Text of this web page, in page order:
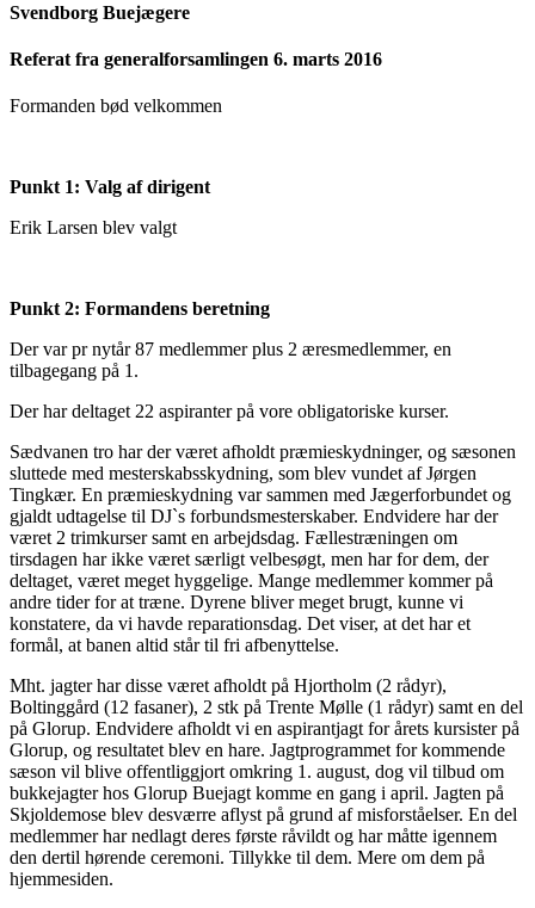
Svendborg Buejægere
Referat fra generalforsamlingen 6. marts 2016
Formanden bød velkommen
Punkt 1: Valg af dirigent
Erik Larsen blev valgt
Punkt 2: Formandens beretning
Der var pr nytår 87 medlemmer plus 2 æresmedlemmer, en
tilbagegang på 1.
Der har deltaget 22 aspiranter på vore obligatoriske kurser.
Sædvanen tro har der været afholdt præmieskydninger, og sæsonen
sluttede med mesterskabsskydning, som blev vundet af Jørgen
Tingkær. En præmieskydning var sammen med Jægerforbundet og
gjaldt udtagelse til DJ`s forbundsmesterskaber. Endvidere har der
været 2 trimkurser samt en arbejdsdag. Fællestræningen om
tirsdagen har ikke været særligt velbesøgt, men har for dem, der
deltaget, været meget hyggelige. Mange medlemmer kommer på
andre tider for at træne. Dyrene bliver meget brugt, kunne vi
konstatere, da vi havde reparationsdag. Det viser, at det har et
formål, at banen altid står til fri afbenyttelse.
Mht. jagter har disse været afholdt på Hjortholm (2 rådyr),
Boltinggård (12 fasaner), 2 stk på Trente Mølle (1 rådyr) samt en del
på Glorup. Endvidere afholdt vi en aspirantjagt for årets kursister på
Glorup, og resultatet blev en hare. Jagtprogrammet for kommende
sæson vil blive offentliggjort omkring 1. august, dog vil tilbud om
bukkejagter hos Glorup Buejagt komme en gang i april. Jagten på
Skjoldemose blev desværre aflyst på grund af misforståelser. En del
medlemmer har nedlagt deres første råvildt og har måtte igennem
den dertil hørende ceremoni. Tillykke til dem. Mere om dem på
hjemmesiden.